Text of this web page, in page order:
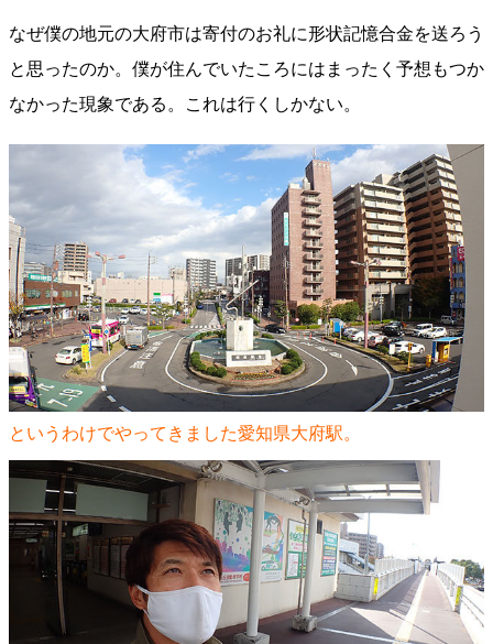
なぜ僕の地元の大府市は寄付のお礼に形状記憶合金を送ろう
と思ったのか。僕が住んでいたころにはまったく予想もつか
なかった現象である。これは行くしかない。
というわけでやってきました愛知県大府駅。